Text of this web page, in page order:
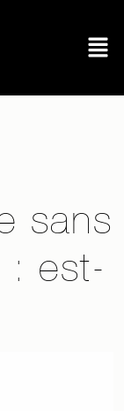
sans
: est-